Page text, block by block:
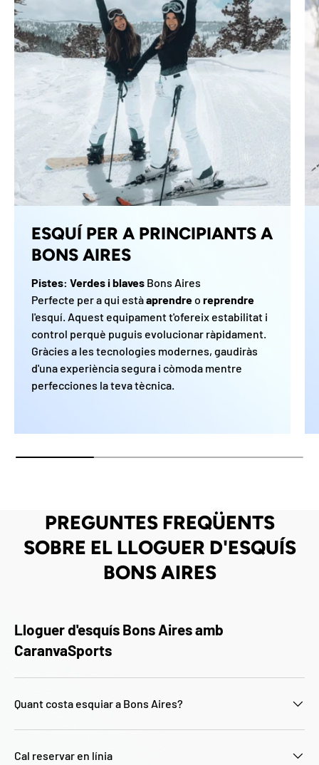
ESQUÍ PER A PRINCIPIANTS A
BONS AIRES
Pistes: Verdes i blaves Bons Aires
Perfecte per a qui estàaprendreo reprendre
l'esquí. Aquest equipament t'ofereix estabilitat i
control perquè puguis evolucionar ràpidament.
Gràcies a les tecnologies modernes, gaudiràs
d'una experiència segura i còmoda mentre
perfecciones la teva tècnica.
PREGUNTES FREQÜENTS
SOBRE EL LLOGUER D'ESQUÍS
BONS AIRES
Lloguer d'esquís Bons Aires amb
CaranvaSports
Quant costa esquiar a Bons Aires?
Cal reservar en línia